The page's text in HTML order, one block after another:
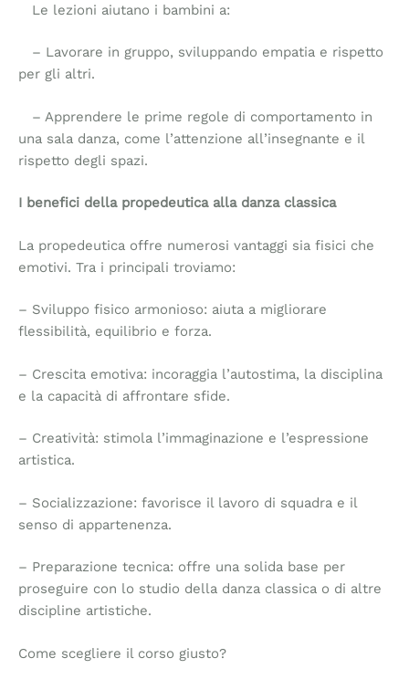
Le lezioni aiutano i bambini a:
– Lavorare in gruppo, sviluppando empatia e rispetto
per gli altri.
– Apprendere le prime regole di comportamento in
una sala danza, come l’attenzione all’insegnante e il
rispetto degli spazi.
I benefici della propedeutica alla danza classica
La propedeutica offre numerosi vantaggi sia fisici che
emotivi. Tra i principali troviamo:
– Sviluppo fisico armonioso: aiuta a migliorare
flessibilità, equilibrio e forza.
– Crescita emotiva: incoraggia l’autostima, la disciplina
e la capacità di affrontare sfide.
– Creatività: stimola l’immaginazione e l’espressione
artistica.
– Socializzazione: favorisce il lavoro di squadra e il
senso di appartenenza.
– Preparazione tecnica: offre una solida base per
proseguire con lo studio della danza classica o di altre
discipline artistiche.
Come scegliere il corso giusto?